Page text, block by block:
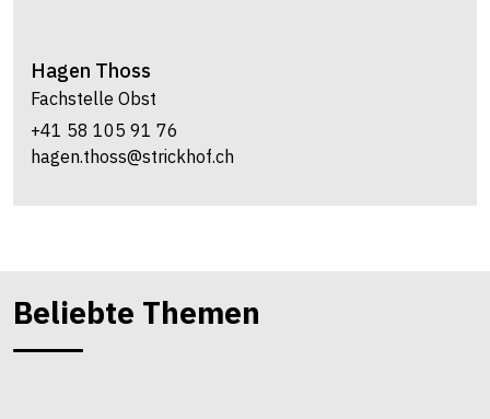
Hagen Thoss
Fachstelle Obst
+41 58 105 91 76
hagen.thoss@strickhof.ch
Beliebte Themen